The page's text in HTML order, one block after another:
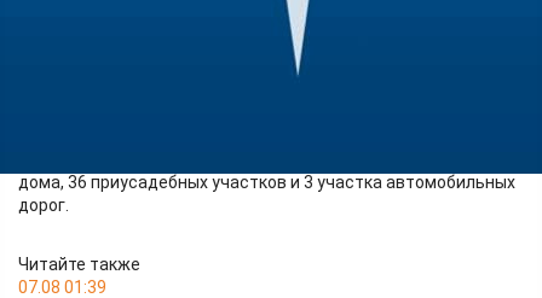
дома, 36 приусадебных участков и 3 участка автомобильных
дорог.
Читайте также
07.08 01:39